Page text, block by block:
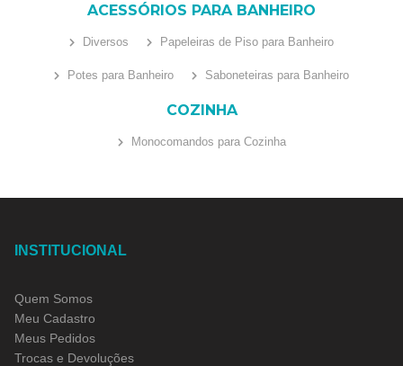
ACESSÓRIOS PARA BANHEIRO
Diversos Papeleiras de Piso para Banheiro
Potes para Banheiro Saboneteiras para Banheiro
COZINHA
Monocomandos para Cozinha
INSTITUCIONAL
Quem Somos
Meu Cadastro
Meus Pedidos
Trocas e Devoluções